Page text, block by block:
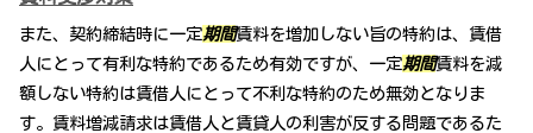
また、契約締結時に一定期間賃料を増加しない旨の特約は、賃借
人にとって有利な特約であるため有効ですが、一定期間賃料を減
額しない特約は賃借人にとって不利な特約のため無効となりま
す。賃料増減請求は賃借人と賃貸人の利害が反する問題であるた